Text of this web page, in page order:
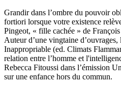
Grandir dans l’ombre du pouvoir
fortiori lorsque votre existence
Pingeot, « fille cachée » de
Auteur d’une vingtaine
Inappropriable (ed. Climats
relation entre l’homme et
Rebecca Fitoussi dans l’émission
sur une enfance hors du commun.